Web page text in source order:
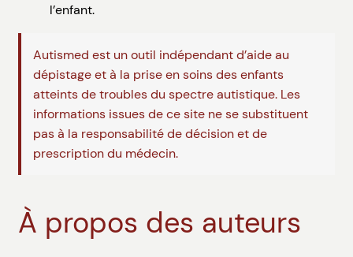
l’enfant.
Autismed est un outil indépendant d’aide au
dépistage et à la prise en soins des enfants
atteints de troubles du spectre autistique. Les
informations issues de ce site ne se substituent
pas à la responsabilité de décision et de
prescription du médecin.
À propos des auteurs